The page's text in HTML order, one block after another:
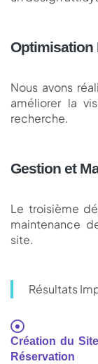
Optimisation
Nous avons
améliorer la
recherche.
Gestion et
Le troisième
maintenance
site.
Résultats
Création du
Réservation